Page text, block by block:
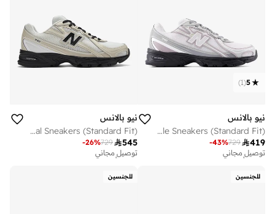
5
(
1
)
نيو بالانس
Unisex 740 Lifestyle Sneakers (Standard Fit)
419
729
-43%
توصيل مجاني
تم بيع أكثر من 50 مؤخرا
توصيل مجاني
تم بيع أكثر من 50 مؤخرا
نيو بالانس
Unisex 740 casual Sneakers (Standard Fit)
545
729
-26%
توصيل مجاني
تم بيع أكثر من 10 مؤخرا
توصيل مجاني
تم بيع أكثر من 10 مؤخرا
للجنسين للجنسين